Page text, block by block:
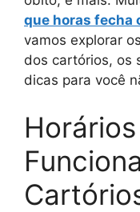
que horas fecha
vamos explorar
dos cartórios, os
dicas para você